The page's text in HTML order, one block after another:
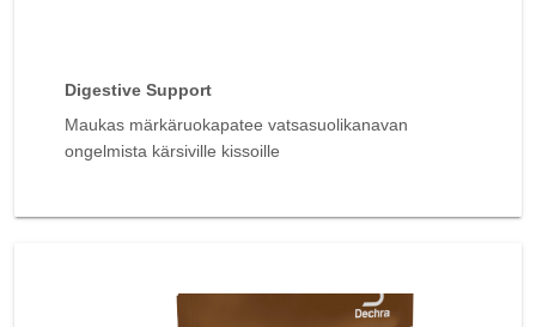
Digestive Support
Maukas märkäruokapatee vatsasuolikanavan
ongelmista kärsiville kissoille